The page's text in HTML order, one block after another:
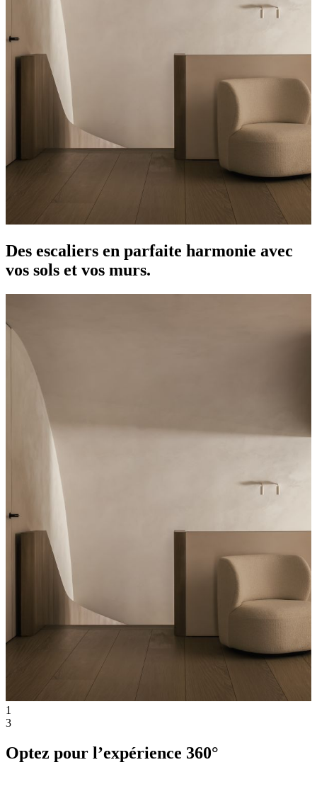
Des escaliers en parfaite harmonie avec
vos sols et vos murs.
1
3
Optez pour l’expérience 360°